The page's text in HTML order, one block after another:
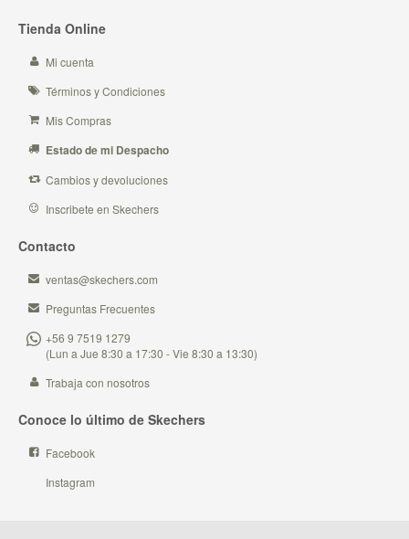
Tienda Online
Mi cuenta
Términos y Condiciones
Mis Compras
Estado de mi Despacho
Cambios y devoluciones
Inscribete en Skechers
Contacto
ventas@skechers.com
Preguntas Frecuentes
+56 9 7519 1279
(Lun a Jue 8:30 a 17:30 - Vie 8:30 a 13:30)
Trabaja con nosotros
Conoce lo último de Skechers
Facebook
Instagram